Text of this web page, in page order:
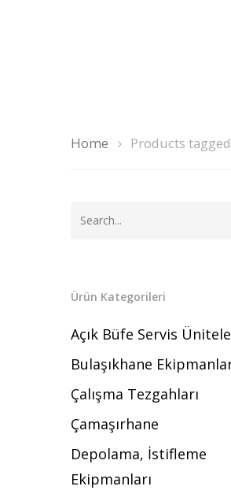
Home Products
Ürün Kategorileri
Açık Büfe Servis
Bulaşıkhane
Çalışma Tezgahları
Çamaşırhane
Depolama, İstifleme
Ekipmanları